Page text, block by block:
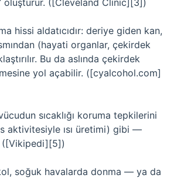
oluşturur. ([Cleveland Clinic][3])
hissi aldatıcıdır: deriye giden kan,
(hayati organlar, çekirdek
Bu da aslında çekirdek
yol açabilir. ([cyalcohol.com]
sıcaklığı koruma tepkilerini
aktivitesiyle ısı üretimi) gibi —
([Vikipedi][5])
soğuk havalarda donma — ya da